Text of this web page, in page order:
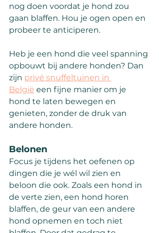
nog doen voordat je hond zou
gaan blaffen. Hou je ogen open en
probeer te anticiperen.
Heb je een hond die veel spanning
opbouwt bij andere honden? Dan
zijn privé snuffeltuinen in
België een fijne manier om je
hond te laten bewegen en
genieten, zonder de druk van
andere honden.
Belonen
Focus je tijdens het oefenen op
dingen die je wél wil zien en
beloon die ook. Zoals een hond in
de verte zien, een hond horen
blaffen, de geur van een andere
hond opnemen en toch niet